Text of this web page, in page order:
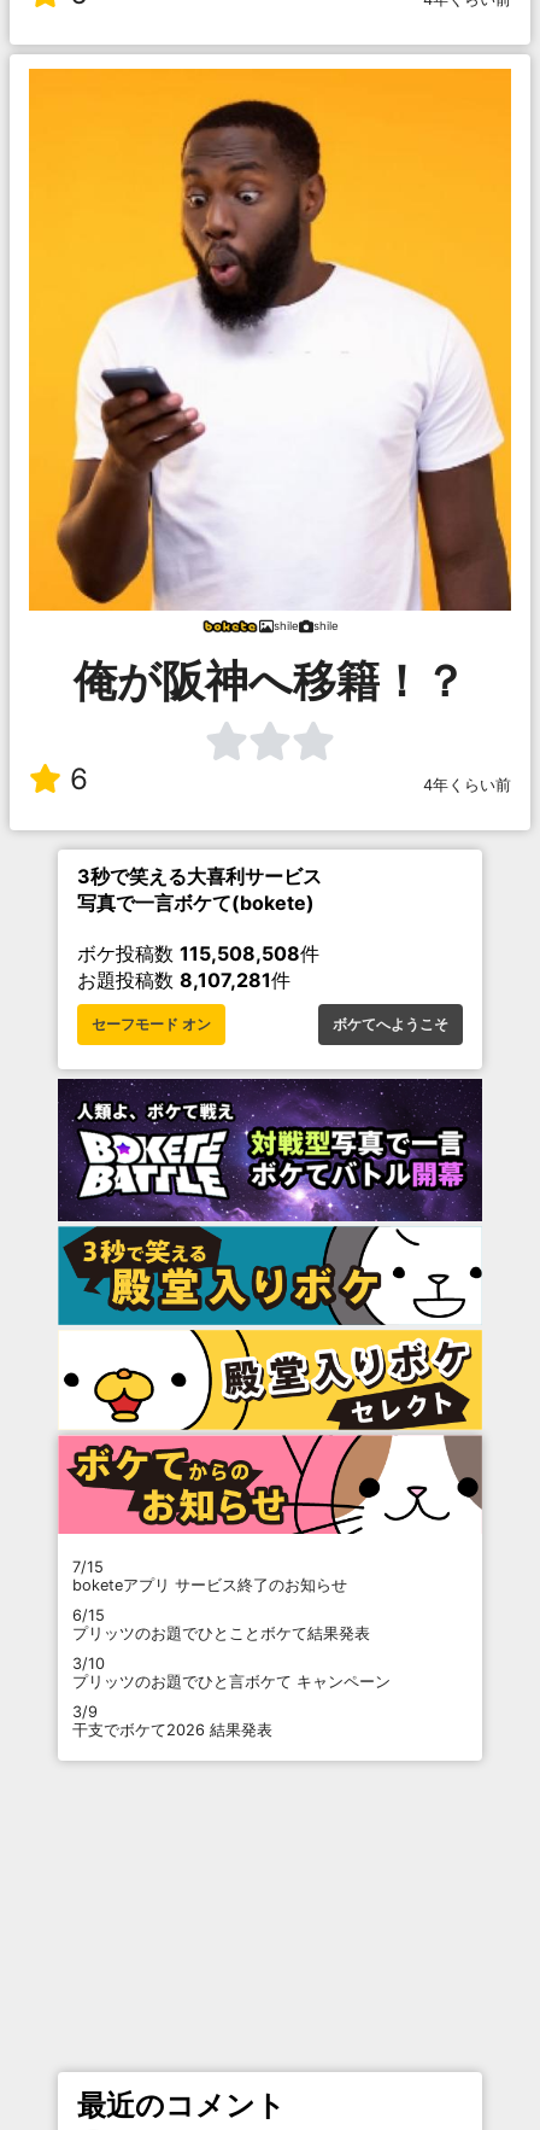
shile shile
俺が阪神へ移籍！？
6 4年くらい前
3秒で笑える大喜利サービス
写真で一言ボケて(bokete)
ボケ投稿数 115,508,508件
お題投稿数 8,107,281件
セーフモード オン ボケてへようこそ
7/15
boketeアプリ サービス終了のお知らせ
6/15
プリッツのお題でひとことボケて結果発表
3/10
プリッツのお題でひと言ボケて キャンペーン
3/9
干支でボケて2026 結果発表
最近のコメント